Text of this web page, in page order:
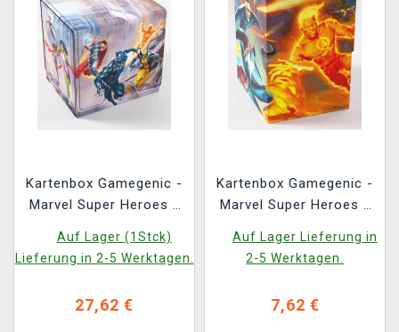
Kartenbox Gamegenic -
Marvel Super Heroes -
Convertible Marvel
Super Heroes
Auf Lager (1Stck)
Lieferung in 2-5 Werktagen.
27,62 €
Kartenbox Gamegenic -
Marvel Super Heroes -
Sideloading The
Fantastic Four
Auf Lager Lieferung in
2-5 Werktagen.
7,62 €